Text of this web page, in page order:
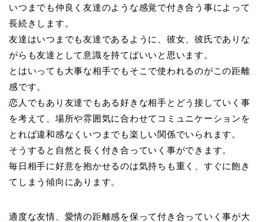
いつまでも仲良く友達のような感覚で付き合う事によって
長続きします。
友達はいつまでも友達であるように、彼女、彼氏でありな
がらも友達として意識を持てばいいと思います。
とはいっても大事な相手でもそこで使われるのがこの距離
感です。
恋人でもあり友達でもある好きな相手とどう接していく事
を考えて、場所や雰囲気に合わせてコミュニケーションを
とれば違和感なくいつまでも楽しい関係でいられます。
そうすると自然と長く付き合っていく事ができます。
毎日相手に好意を抱かせるのは気持ちも重く、すぐに飽き
てしまう傾向にあります。
適度な友情、愛情の距離感を保って付き合っていく事が大